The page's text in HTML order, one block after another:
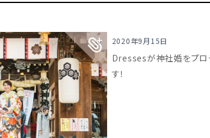
2020年9月15日
Dressesが神社婚をプロ
す！